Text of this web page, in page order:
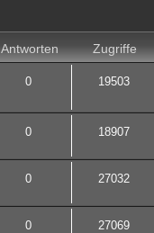
Antworten Zugriffe
0 19503
0 18907
0 27032
0 27069